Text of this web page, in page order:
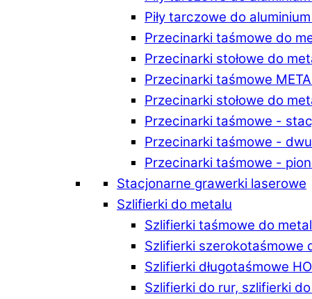
Piły tarczowe do
Przecinarki taśmowe do
Przecinarki stołowe do
Przecinarki taśmowe
Przecinarki stołowe do
Przecinarki taśmowe -
Przecinarki taśmowe -
Przecinarki taśmowe -
Stacjonarne grawerki laserowe
Szlifierki do metalu
Szlifierki taśmowe do
Szlifierki szerokotaśmowe
Szlifierki długotaśmowe
Szlifierki do rur, szlifierki